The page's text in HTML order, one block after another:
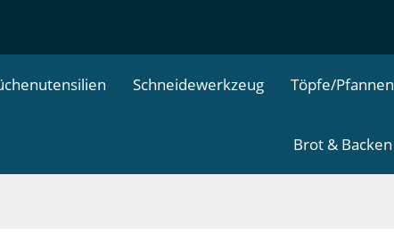
Schneidewerkzeug Töpfe/Pfannen
Brot & Backen